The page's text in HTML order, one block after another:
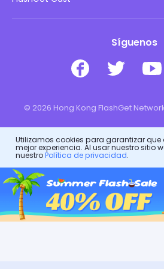
Síguenos
© 2026 Hong Kong FlashGet
Utilizamos cookies para garantizar
mejor experiencia. Al usar nuestro sitio
nuestroPolítica de privacidad.